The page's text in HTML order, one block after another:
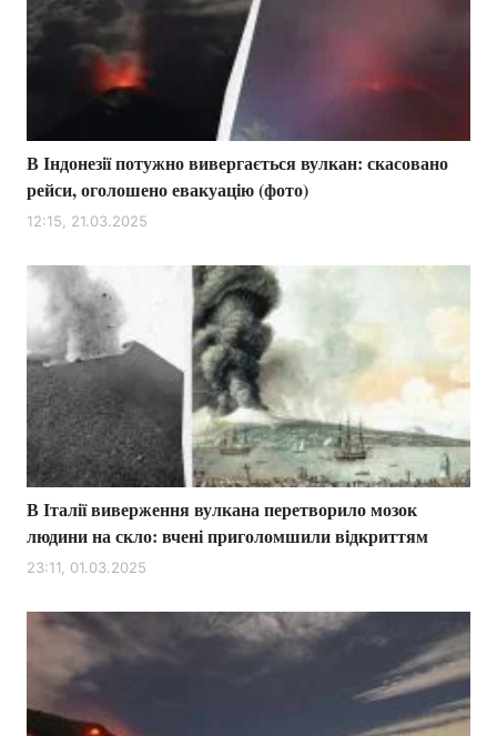
В Індонезії потужно вивергається вулкан: скасовано
рейси, оголошено евакуацію (фото)
12:15, 21.03.2025
В Італії виверження вулкана перетворило мозок
людини на скло: вчені приголомшили відкриттям
23:11, 01.03.2025